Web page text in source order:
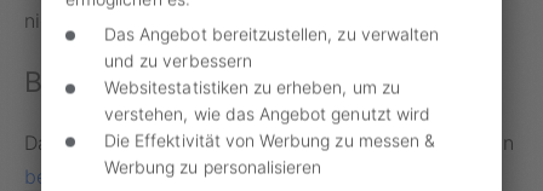
nicht.
Bezahlbarer Führerschein
Das Bundesverkehrsministerium will den Führerschein
bezahlbarer machen. Hierzu setzt man auf
Das Angebot bereitzustellen, zu verwalten
und zu verbessern
Websitestatistiken zu erheben, um zu
verstehen, wie das Angebot genutzt wird
Die Effektivität von Werbung zu messen &
Werbung zu personalisieren